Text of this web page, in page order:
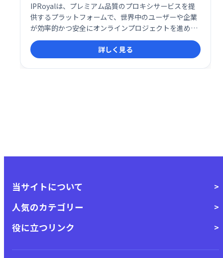
IPRoyalは、プレミアム品質のプロキシサービスを提
供するプラットフォームで、世界中のユーザーや企業
が効率的かつ安全にオンラインプロジェクトを進める
ために利用しています。
詳しく見る
当サイトについて
人気のカテゴリー
役に立つリンク